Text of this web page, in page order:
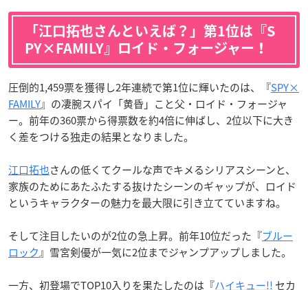
「江口拓也さんといえば？」第1位は『S
PY×FAMILY』ロイド・フォージャー！
圧倒的1,459票を獲得し2年連続で第1位に輝いたのは、『SPY×
FAMILY』の凄腕スパイ「黄昏」こと父・ロイド・フォージャ
ー。前年の360票から得票数を約4倍に伸ばし、2位以下に大き
く差をつける独走の結果となりました。
江口拓也さんの低くてクールな声でキメるシリアスシーンと、
家族のためにあたふたする抜けたシーンのギャップが、ロイド
というキャラクターの魅力を最大限に引き立てていますね。
そして注目したいのが2位の急上昇。前年10位だった『ブルー
ロック』雪宮剣優が一気に2位までジャンプアップしました。
一方、初登場でTOP10入りを果たしたのは『ハイキュー!! セカ